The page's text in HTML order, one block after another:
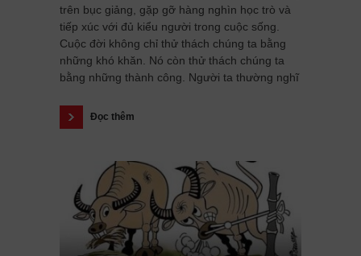
trên bục giảng, gặp gỡ hàng nghìn học trò và
tiếp xúc với đủ kiểu người trong cuộc sống.
Cuộc đời không chỉ thử thách chúng ta bằng
những khó khăn. Nó còn thử thách chúng ta
bằng những thành công. Người ta thường nghĩ
Đọc thêm